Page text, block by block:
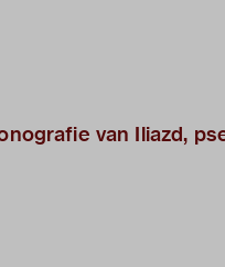
van Iliazd,